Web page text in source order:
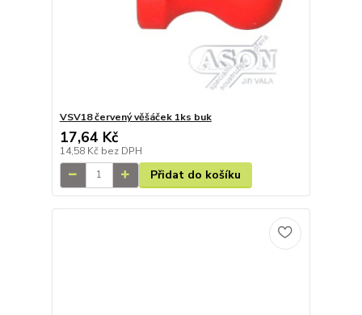
VSV18 červený věšáček 1ks buk
17,64 Kč
14,58 Kč bez DPH
Přidat do košíku